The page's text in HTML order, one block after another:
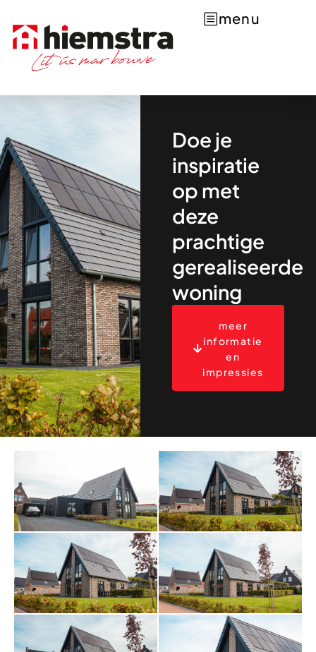
menu
Doe je
inspiratie
op met
deze
prachtige
gerealiseerde
woning
meer
informatie
en
impressies